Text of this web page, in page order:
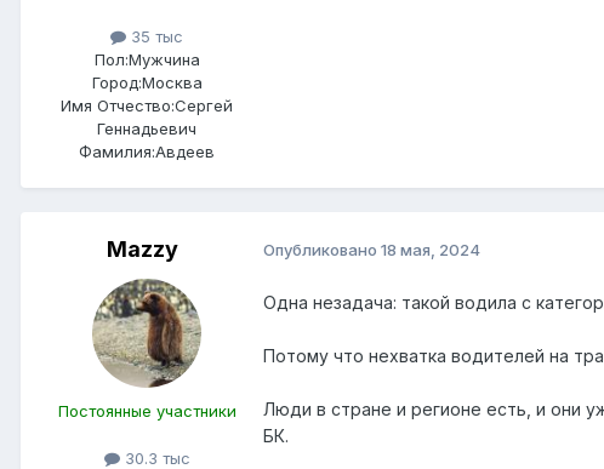
35 тыс
Пол:Мужчина
Город:Москва
Имя Отчество:Сергей
Геннадьевич
Фамилия:Авдеев
Mazzy
Постоянные участники
30.3 тыс
Опубликовано 18 мая, 2024
Одна незадача: такой водила с
Потому что нехватка водителей на
Люди в стране и регионе есть, и они
БК.